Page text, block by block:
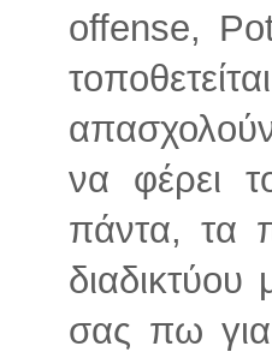
offense,
απασχολούν
να φέρει
πάντα, τα
σας πω για